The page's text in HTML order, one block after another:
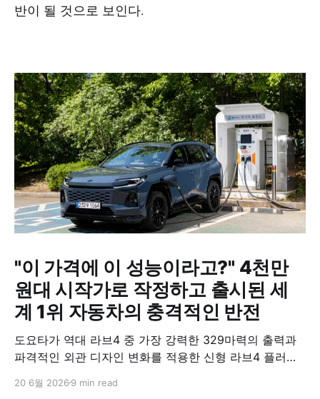
반이 될 것으로 보인다.
"이 가격에 이 성능이라고?" 4천만
원대 시작가로 작정하고 출시된 세
계 1위 자동차의 충격적인 반전
도요타가 역대 라브4 중 가장 강력한 329마력의 출력과
파격적인 외관 디자인 변화를 적용한 신형 라브4 플러그
충전이 가능하고 전기 모드로만 70km 이상 주행할 수 있
20 6월 2026 9 min read